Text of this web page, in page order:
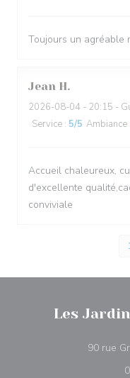
Toujours un agréable
Jean H
2026-08-04 - 20:15 -
Service : 5/5 Ambiance
Accueil chaleureux,
d'excellente
conviviale
Les
90 rue